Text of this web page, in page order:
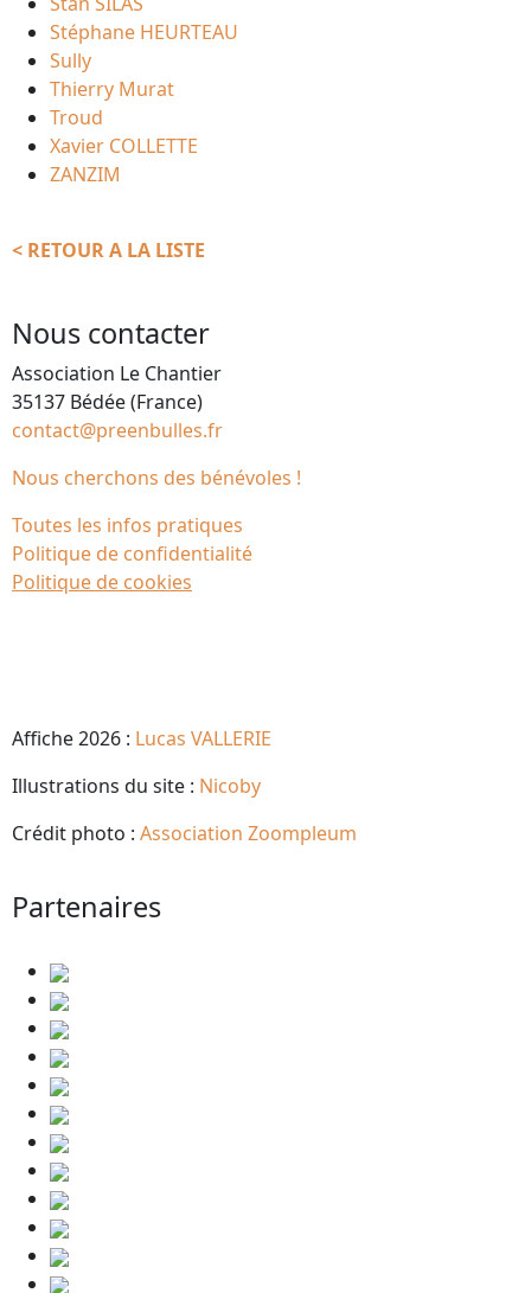
Stéphane HEURTEAU
Sully
Thierry Murat
Troud
Xavier COLLETTE
ZANZIM
< RETOUR A LA LISTE
Nous contacter
Association Le Chantier
35137 Bédée (France)
contact@preenbulles.fr
Nous cherchons des bénévoles !
Toutes les infos pratiques
Politique de confidentialité
Politique de cookies
Affiche 2026 : Lucas VALLERIE
Illustrations du site : Nicoby
Crédit photo : Association Zoompleum
Partenaires